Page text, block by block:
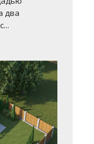
два